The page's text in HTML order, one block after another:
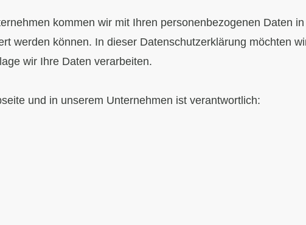
kommen wir mit Ihren personenbezogenen Daten
werden können. In dieser Datenschutzerklärung möchten
wir Ihre Daten verarbeiten.
und in unserem Unternehmen ist verantwortlich: